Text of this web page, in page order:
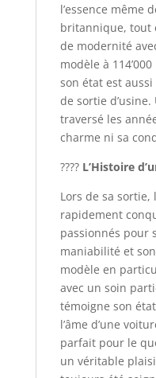
l’essence même
britannique, tout
de modernité
modèle à
son état est
de sortie
traversé les
charme ni sa
???? L’Histoire
Lors de sa sortie,
rapidement
passionnés pour
maniabilité et
modèle en
avec un soin
témoigne son
l’âme d’une
parfait pour le
un véritable